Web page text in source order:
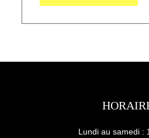
Lundi au samedi :